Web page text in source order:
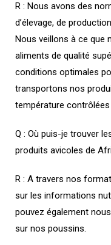
R : Nous avons des
d’élevage, de
Nous veillons à ce que
aliments de qualité
conditions optimales
transportons nos
température
Q : Où puis-je trouver
produits avicoles de
R : A travers nos
sur les informations
pouvez également
sur nos poussins.